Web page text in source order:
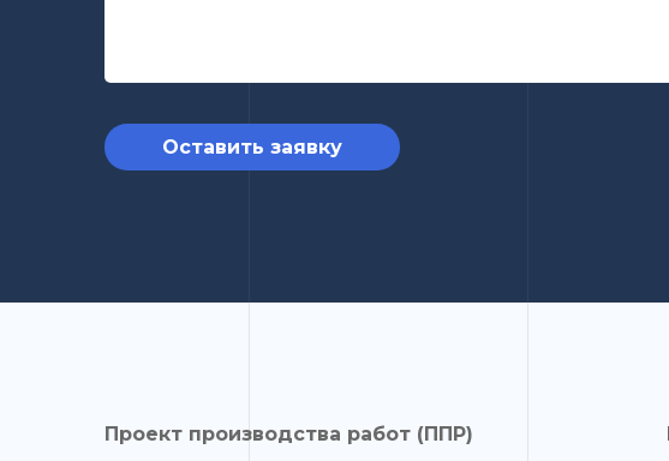
Оставить заявку
Проект производства работ (ППР)